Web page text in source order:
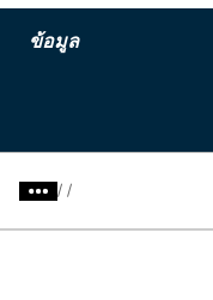
ข้อมูล
/